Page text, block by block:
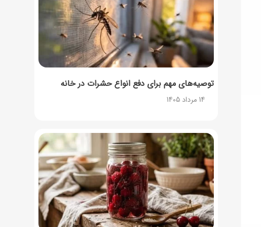
توصیه‌های مهم برای دفع انواع حشرات در خانه
14 مرداد 1405